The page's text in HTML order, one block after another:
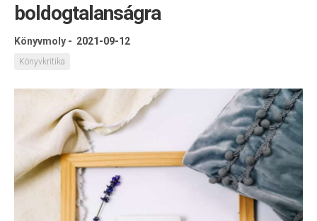
boldogtalanságra
Könyvmoly - 2021-09-12
Könyvkritika